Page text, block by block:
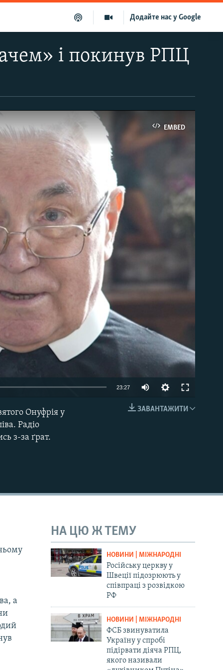
Додайте нас у Google
і покинув РПЦ
EMBED
480p
23:27
ЗАВАНТАЖИТИ
Онуфрія у
Радіо
з-за ґрат.
а
НА ЦЮ Ж ТЕМУ
НОВИНИ | МІЖНАРОДНІ
Російську церкву у
Швеції підозрюють у
співпраці з розвідкою
РФ
НОВИНИ | МІЖНАРОДНІ
ФСБ звинуватила
Україну у спробі
підірвати діяча РПЦ,
якого називали